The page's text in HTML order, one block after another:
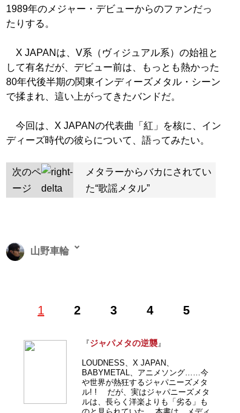
1989年のメジャー・デビューからのファンだっ
たりする。
X JAPANは、V系（ヴィジュアル系）の始祖と
して有名だが、デビュー前は、もっとも熱かった
80年代後半期の関東インディーズメタル・シーン
で揉まれ、這い上がってきたバンドだ。
今回は、X JAPANの代表曲「紅」を核に、イン
ディーズ時代の彼らについて、語ってみたい。
次のペ
ージ
メタラーからバカにされてい
た“歌謡メタル”
1 2 3 4 5
山野車輪
年生まれ。『マンガ嫌韓流』（晋遊舎）シリーズが累計
『ジャパメタの逆襲』（扶桑社新書）
『ジャパメタの逆襲』
LOUDNESS、X JAPAN、
BABYMETAL、アニメソング……今
や世界が熱狂するジャパニーズメタ
ル! ! だが、実はジャパニーズメタ
ルは、長らく洋楽よりも「劣る」も